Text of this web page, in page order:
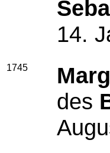
14.
1745
des